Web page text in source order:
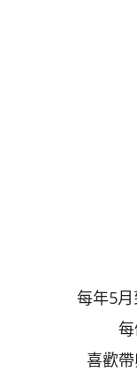
每年5月
喜歡